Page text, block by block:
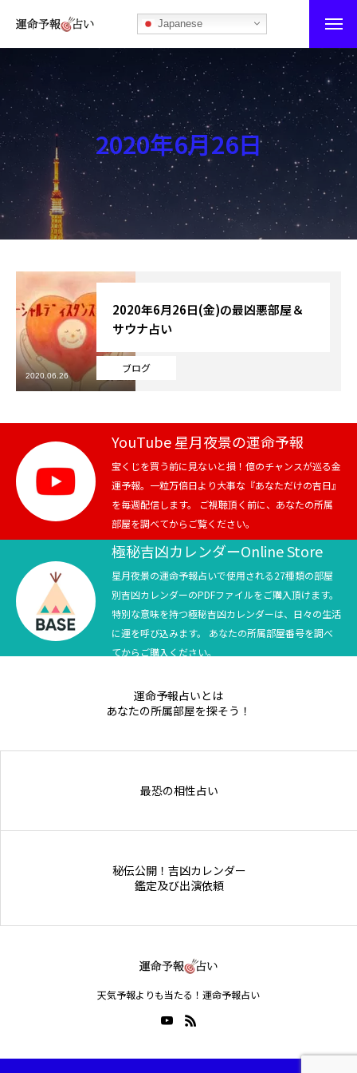
Japanese
運命予報占い
運命予報占いとは
あなたの所属部屋を探そう！
最恐の相性占い
秘伝公開！吉凶カレンダー
記事カテゴリー
ブログ
お知らせ
芸能界
テニス
スポーツ
競馬
テニス四大大会・五輪
テニス四大大会・五輪
2020年6月26日
ブログ
2020年6月26日(金)の最凶悪部屋＆
サウナ占い
2020.06.26
YouTube 星月夜景の運命予報
宝くじを買う前に見ないと損！億のチャンスが巡る金
運予報。一粒万倍日より大事な『あなただけの吉日』
を毎週配信します。 ご視聴頂く前に、あなたの所属
部屋を調べてからご覧ください。
極秘吉凶カレンダーOnline Store
星月夜景の運命予報占いで使用される27種類の部屋
別吉凶カレンダーのPDFファイルをご購入頂けます。
特別な意味を持つ極秘吉凶カレンダーは、日々の生活
に運を呼び込みます。 あなたの所属部屋番号を調べ
てからご購入ください。
運命予報占いとは
あなたの所属部屋を探そう！
最恐の相性占い
秘伝公開！吉凶カレンダー
鑑定及び出演依頼
天気予報よりも当たる！運命予報占い